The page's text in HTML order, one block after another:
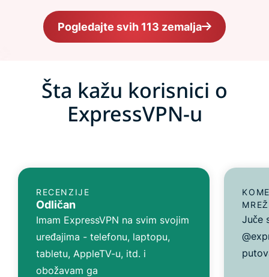
Pogledajte svih 113 zemalja
Šta kažu korisnici o
ExpressVPN-u
RECENZIJE
Odličan
Imam ExpressVPN na svim svojim
uređajima - telefonu, laptopu,
tabletu, AppleTV-u, itd. i
obožavam ga
Juče